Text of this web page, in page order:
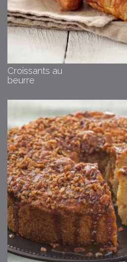
Croissants au
beurre